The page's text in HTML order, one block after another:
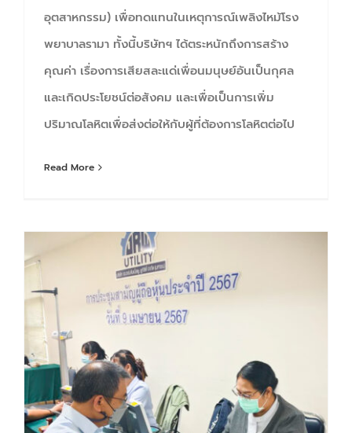
อุตสาหกรรม) เพื่อทดแทนในเหตุการณ์เพลิงไหม้โรง
พยาบาลรามา ทั้งนี้บริษัทฯ ได้ตระหนักถึงการสร้าง
คุณค่า เรื่องการเสียสละแด่เพื่อนมนุษย์อันเป็นกุศล
และเกิดประโยชน์ต่อสังคม และเพื่อเป็นการเพิ่ม
ปริมาณโลหิตเพื่อส่งต่อให้กับผู้ที่ต้องการโลหิตต่อไป
Read More